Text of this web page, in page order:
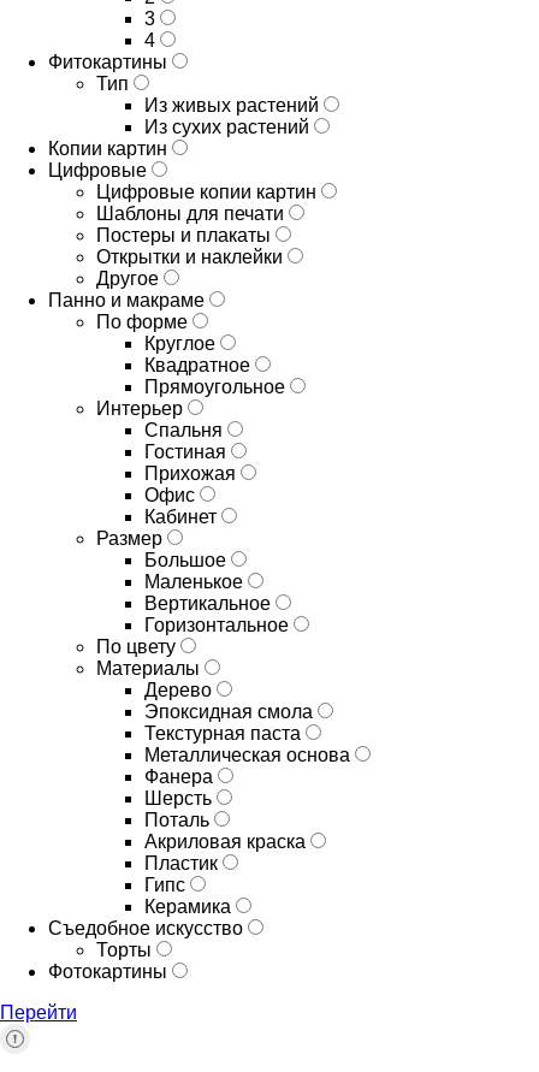
3
4
Фитокартины
Тип
Из живых растений
Из сухих растений
Копии картин
Цифровые
Цифровые копии картин
Шаблоны для печати
Постеры и плакаты
Открытки и наклейки
Другое
Панно и макраме
По форме
Круглое
Квадратное
Прямоугольное
Интерьер
Спальня
Гостиная
Прихожая
Офис
Кабинет
Размер
Большое
Маленькое
Вертикальное
Горизонтальное
По цвету
Материалы
Дерево
Эпоксидная смола
Текстурная паста
Металлическая основа
Фанера
Шерсть
Поталь
Акриловая краска
Пластик
Гипс
Керамика
Съедобное искусство
Торты
Фотокартины
Перейти